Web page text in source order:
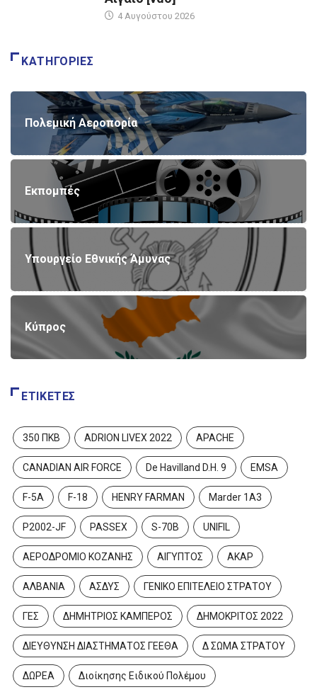
4 Αυγούστου 2026
ΚΑΤΗΓΟΡΊΕΣ
Πολεμική Αεροπορία
Εκπομπές
Υπουργείο Εθνικής Άμυνας
Κύπρος
ΕΤΙΚΈΤΕΣ
350 ΠΚΒ ADRION LIVEX 2022 APACHE
CANADIAN AIR FORCE De Havilland D.H. 9 EMSA
F-5A F-18 HENRY FARMAN Marder 1A3
P2002-JF PASSEX S-70B UNIFIL
ΑΕΡΟΔΡΟΜΙΟ ΚΟΖΑΝΗΣ ΑΙΓΥΠΤΟΣ ΑΚΑΡ
ΑΛΒΑΝΙΑ ΑΣΔΥΣ ΓΕΝΙΚΟ ΕΠΙΤΕΛΕΙΟ ΣΤΡΑΤΟΥ
ΓΕΣ ΔΗΜΗΤΡΙΟΣ ΚΑΜΠΕΡΟΣ ΔΗΜΟΚΡΙΤΟΣ 2022
ΔΙΕΥΘΥΝΣΗ ΔΙΑΣΤΗΜΑΤΟΣ ΓΕΕΘΑ Δ ΣΩΜΑ ΣΤΡΑΤΟΥ
ΔΩΡΕΑ Διοίκησης Ειδικού Πολέμου